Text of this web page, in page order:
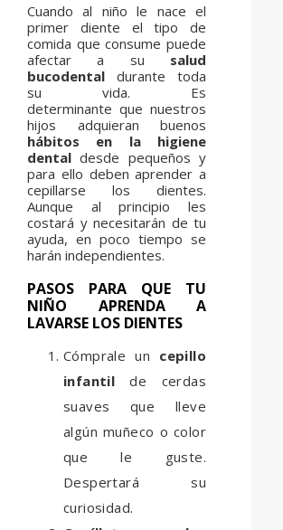
Cuando al niño le nace el
primer diente el tipo de
comida que consume puede
afectar a su salud
bucodental durante toda
su vida. Es
determinante que nuestros
hijos adquieran buenos
hábitos en la higiene
dental desde pequeños y
para ello deben aprender a
cepillarse los dientes.
Aunque al principio les
costará y necesitarán de tu
ayuda, en poco tiempo se
harán independientes.
PASOS PARA QUE TU
NIÑO APRENDA A
LAVARSE LOS DIENTES
Cómprale un cepillo
infantil de cerdas
suaves que lleve
algún muñeco o color
que le guste.
Despertará su
curiosidad.